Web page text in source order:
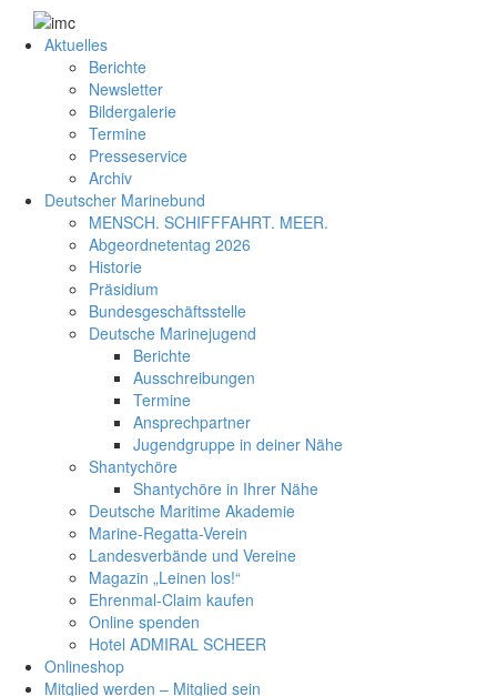
Aktuelles
Berichte
Newsletter
Bildergalerie
Termine
Presseservice
Archiv
Deutscher Marinebund
MENSCH. SCHIFFFAHRT. MEER.
Abgeordnetentag 2026
Historie
Präsidium
Bundesgeschäftsstelle
Deutsche Marinejugend
Berichte
Ausschreibungen
Termine
Ansprechpartner
Jugendgruppe in deiner Nähe
Shantychöre
Shantychöre in Ihrer Nähe
Deutsche Maritime Akademie
Marine-Regatta-Verein
Landesverbände und Vereine
Magazin „Leinen los!“
Ehrenmal-Claim kaufen
Online spenden
Hotel ADMIRAL SCHEER
Onlineshop
Mitglied werden – Mitglied sein